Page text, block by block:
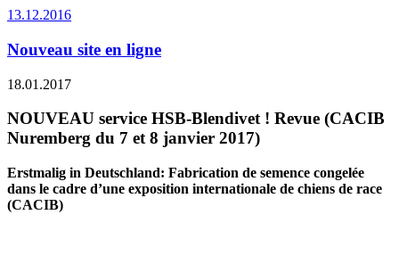
13.12.2016
Nouveau site en ligne
18.01.2017
NOUVEAU service HSB-Blendivet ! Revue (CACIB
Nuremberg du 7 et 8 janvier 2017)
Erstmalig in Deutschland: Fabrication de semence congelée
dans le cadre d’une exposition internationale de chiens de race
(CACIB)